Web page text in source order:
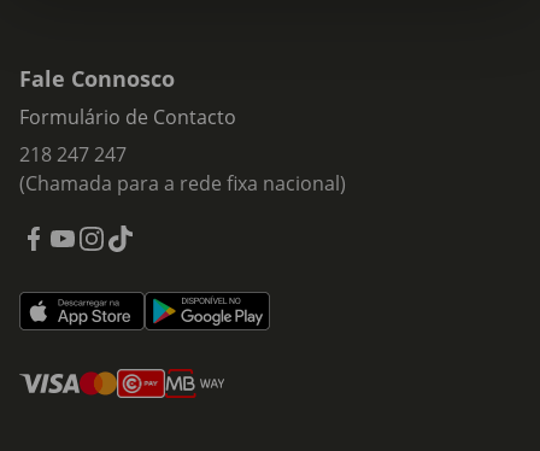
Fale Connosco
Formulário de Contacto
218 247 247
(Chamada para a rede fixa nacional)